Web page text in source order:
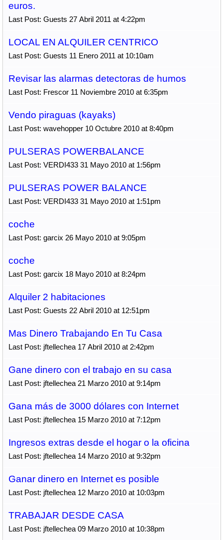
euros.
Last Post: Guests 27 Abril 2011 at 4:22pm
LOCAL EN ALQUILER CENTRICO
Last Post: Guests 11 Enero 2011 at 10:10am
Revisar las alarmas detectoras de humos
Last Post: Frescor 11 Noviembre 2010 at 6:35pm
Vendo piraguas (kayaks)
Last Post: wavehopper 10 Octubre 2010 at 8:40pm
PULSERAS POWERBALANCE
Last Post: VERDI433 31 Mayo 2010 at 1:56pm
PULSERAS POWER BALANCE
Last Post: VERDI433 31 Mayo 2010 at 1:51pm
coche
Last Post: garcix 26 Mayo 2010 at 9:05pm
coche
Last Post: garcix 18 Mayo 2010 at 8:24pm
Alquiler 2 habitaciones
Last Post: Guests 22 Abril 2010 at 12:51pm
Mas Dinero Trabajando En Tu Casa
Last Post: jftellechea 17 Abril 2010 at 2:42pm
Gane dinero con el trabajo en su casa
Last Post: jftellechea 21 Marzo 2010 at 9:14pm
Gana más de 3000 dólares con Internet
Last Post: jftellechea 15 Marzo 2010 at 7:12pm
Ingresos extras desde el hogar o la oficina
Last Post: jftellechea 14 Marzo 2010 at 9:32pm
Ganar dinero en Internet es posible
Last Post: jftellechea 12 Marzo 2010 at 10:03pm
TRABAJAR DESDE CASA
Last Post: jftellechea 09 Marzo 2010 at 10:38pm